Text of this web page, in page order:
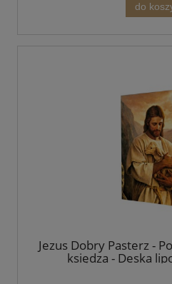
do
Jezus Dobry Pasterz -
księdza - Deska